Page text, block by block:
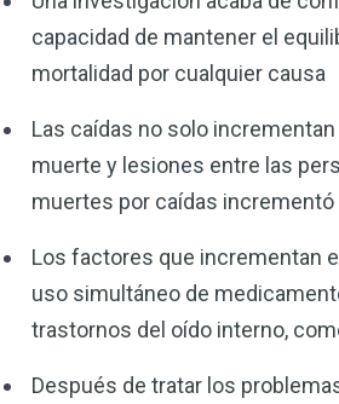
capacidad de mantener el
mortalidad por cualquier causa
Las caídas no solo
muerte y lesiones entre las
muertes por caídas incrementó
Los factores que incrementan
uso simultáneo de
trastornos del oído interno,
Después de tratar los